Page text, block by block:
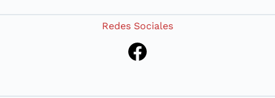
Redes Sociales
Facebook